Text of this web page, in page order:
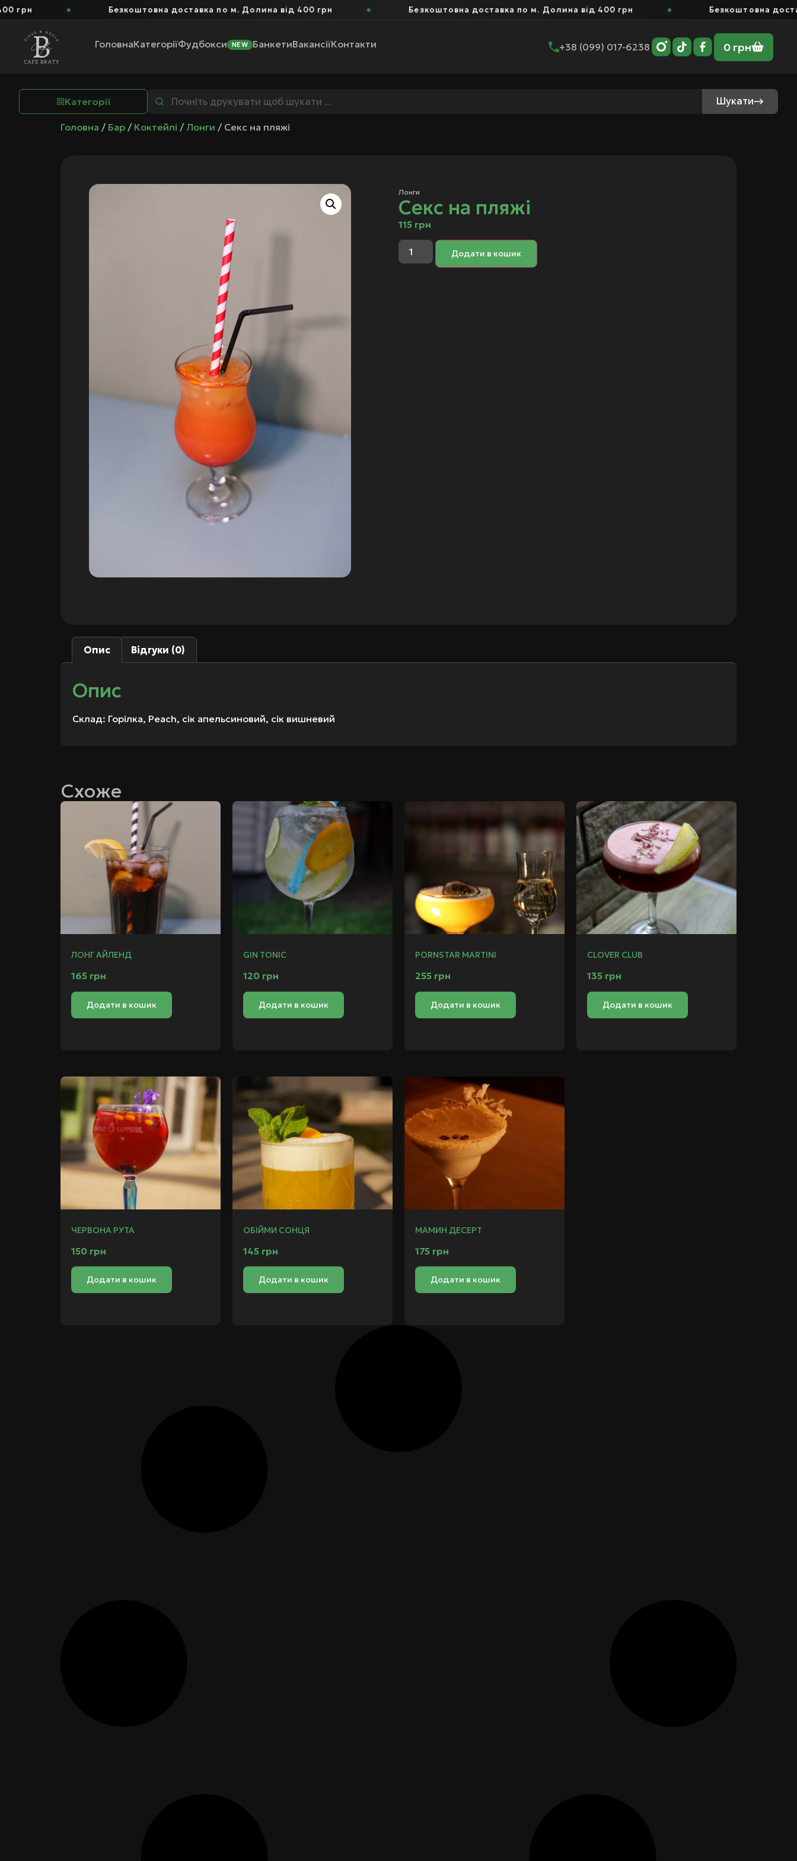
Безкоштовна доставка по м. Долина від 400 грн Безкоштовна доставка по м. Долина від 400 грн Безкоштовна доставка
ГоловнаКатегоріїФудбокси NEW БанкетиВакансіїКонтакти +38 (099) 017-6238 0 грн
Категорії Шукати
Головна / Бар / Коктейлі / Лонги / Секс на пляжі
Лонги
Секс на пляжі
115 грн
Додати в кошик
Опис Відгуки (0)
Опис
Склад: Горілка, Peach, сік апельсиновий, сік вишневий
Схоже
ЛОНГ АЙЛЕНД
165 грн
Додати в кошик
GIN TONIC
120 грн
Додати в кошик
PORNSTAR MARTINI
255 грн
Додати в кошик
CLOVER CLUB
135 грн
Додати в кошик
ЧЕРВОНА РУТА
150 грн
Додати в кошик
ОБІЙМИ СОНЦЯ
145 грн
Додати в кошик
МАМИН ДЕСЕРТ
175 грн
Додати в кошик